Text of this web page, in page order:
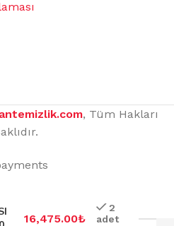
, Tüm Hakları
16,475.00₺
2
adet